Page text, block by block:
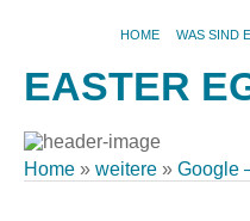
HOME WAS SIND
EASTER
Home » weitere » Google